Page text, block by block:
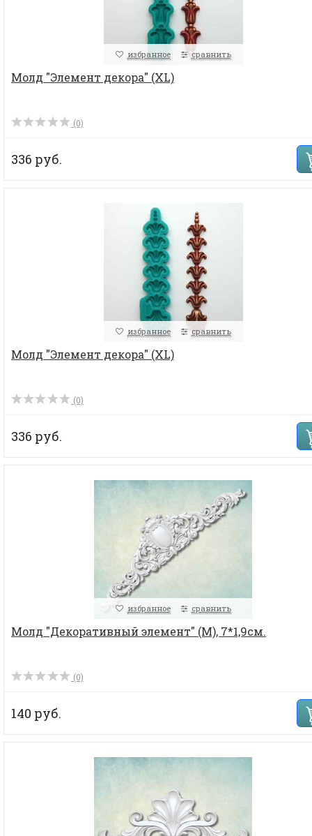
избранное сравнить
Молд "Элемент декора" (XL)
(0)
336 руб.
избранное сравнить
Молд "Элемент декора" (XL)
(0)
336 руб.
избранное сравнить
Молд "Декоративный элемент" (M), 7*1,9см.
(0)
140 руб.